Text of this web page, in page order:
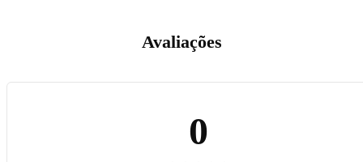
Avaliações
0